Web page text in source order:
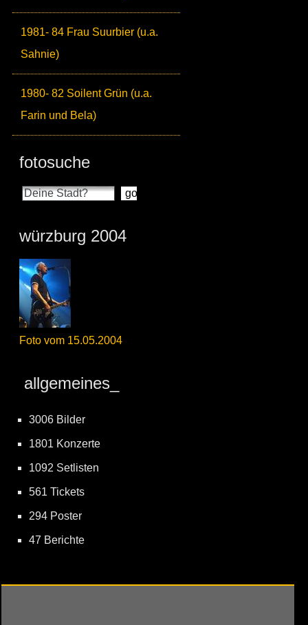
1981- 84 Frau Suurbier (u.a.
Sahnie)
1980- 82 Soilent Grün (u.a.
Farin und Bela)
fotosuche
würzburg 2004
Foto vom 15.05.2004
allgemeines_
3006 Bilder
1801 Konzerte
1092 Setlisten
561 Tickets
294 Poster
47 Berichte